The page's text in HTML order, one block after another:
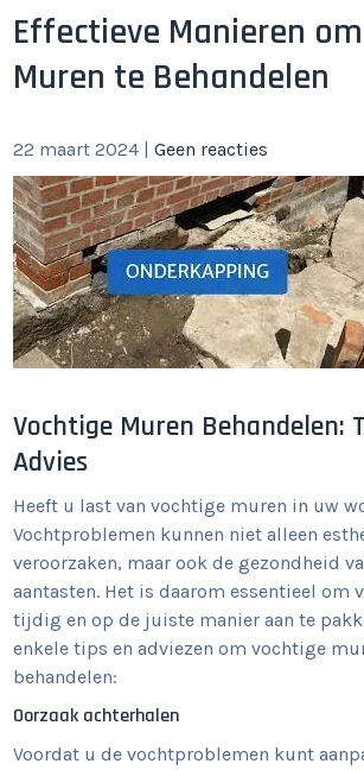
Effectieve Manieren
Muren te Behandelen
22 maart 2024 |Geen reacties
Vochtige Muren Behandelen:
Advies
Heeft u last van vochtige muren in uw
Vochtproblemen kunnen niet alleen
veroorzaken, maar ook de gezondheid
aantasten. Het is daarom essentieel om
tijdig en op de juiste manier aan te
enkele tips en adviezen om vochtige
behandelen:
Oorzaak achterhalen
Voordat u de vochtproblemen kunt